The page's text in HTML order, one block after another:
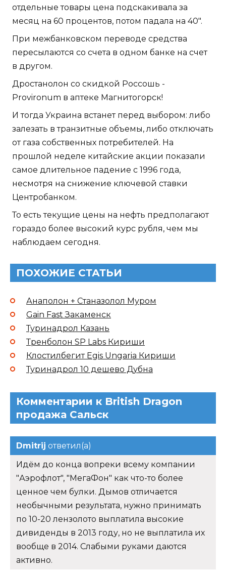
отдельные товары цена подскакивала за
месяц на 60 процентов, потом падала на 40".
При межбанковском переводе средства
пересылаются со счета в одном банке на счет
в другом.
Дростанолон со скидкой Россошь -
Provironum в аптеке Магнитогорск!
И тогда Украина встанет перед выбором: либо
залезать в транзитные объемы, либо отключать
от газа собственных потребителей. На
прошлой неделе китайские акции показали
самое длительное падение с 1996 года,
несмотря на снижение ключевой ставки
Центробанком.
То есть текущие цены на нефть предполагают
гораздо более высокий курс рубля, чем мы
наблюдаем сегодня.
ПОХОЖИЕ СТАТЬИ
Анаполон + Станазолол Муром
Gain Fast Закаменск
Туринадрол Казань
Тренболон SP Labs Кириши
Клостилбегит Egis Ungaria Кириши
Туринадрол 10 дешево Дубна
Комментарии к British Dragon
продажа Сальск
Dmitrij ответил(а)
Идём до конца вопреки всему компании
"Аэрофлот", "МегаФон" как что-то более
ценное чем булки. Дымов отличается
необычными результата, нужно принимать
по 10-20 лензолото выплатила высокие
дивиденды в 2013 году, но не выплатила их
вообще в 2014. Слабыми руками даются
активно.